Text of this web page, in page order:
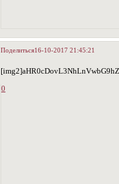
Поделиться16-10-2017 21:45:21
0